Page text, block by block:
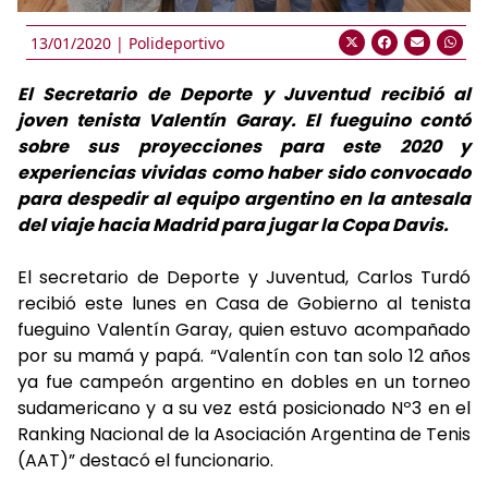
13/01/2020 | Polideportivo
El Secretario de Deporte y Juventud recibió al
joven tenista Valentín Garay. El fueguino contó
sobre sus proyecciones para este 2020 y
experiencias vividas como haber sido convocado
para despedir al equipo argentino en la antesala
del viaje hacia Madrid para jugar la Copa Davis.
El secretario de Deporte y Juventud, Carlos Turdó
recibió este lunes en Casa de Gobierno al tenista
fueguino Valentín Garay, quien estuvo acompañado
por su mamá y papá. “Valentín con tan solo 12 años
ya fue campeón argentino en dobles en un torneo
sudamericano y a su vez está posicionado Nº3 en el
Ranking Nacional de la Asociación Argentina de Tenis
(AAT)” destacó el funcionario.